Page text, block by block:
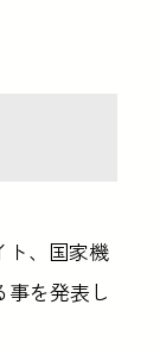
ト、国家機
を発表し